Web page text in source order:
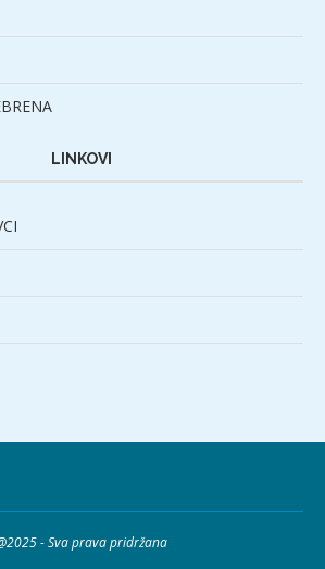
LINKOVI
- Sva prava pridržana